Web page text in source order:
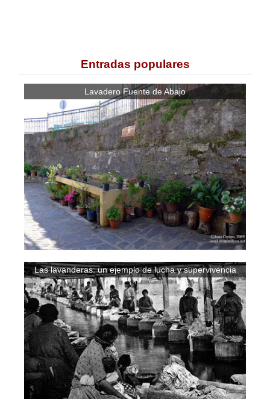
Entradas populares
Lavadero Fuente de Abajo
Las lavanderas: un ejemplo de lucha y supervivencia